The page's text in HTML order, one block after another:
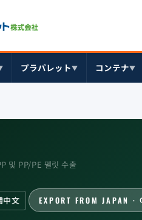
プラパレット▼ コンテナ▼
및 PP/PE 펠릿 수출
中文 EXPORT FROM JAPAN ·